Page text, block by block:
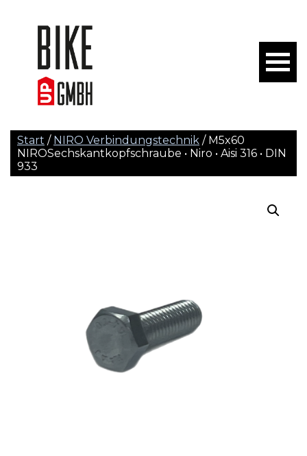
Start / NIRO Verbindungstechnik / M5x60
NIROSechskantkopfschraube • Niro • Aisi 316 • DIN
933